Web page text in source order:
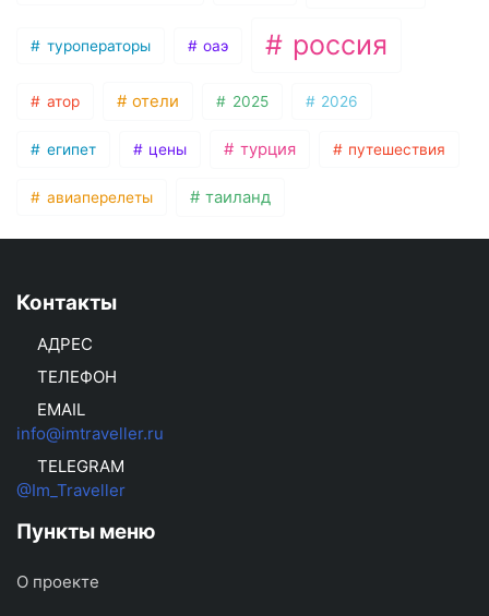
туроператоры оаэ россия
атор отели 2025 2026
египет цены турция путешествия
авиаперелеты таиланд
Контакты
АДРЕС
ТЕЛЕФОН
EMAIL
info@imtraveller.ru
TELEGRAM
@Im_Traveller
Пункты меню
О проекте